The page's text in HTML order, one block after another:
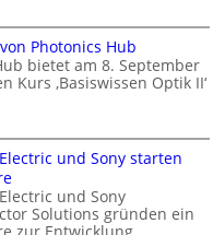
Photonics Hub
bietet am 8. September
Kurs ‚Basiswissen Optik II‘
und Sony starten
und Sony
Solutions gründen ein